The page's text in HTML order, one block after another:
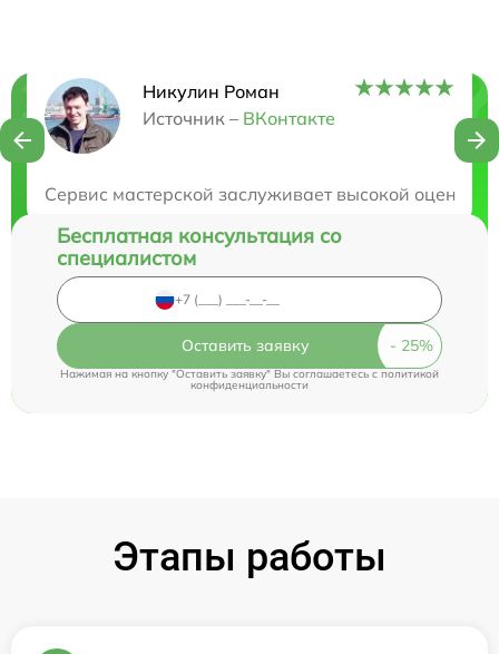
Никулин Роман
Источник – ВКонтакте
Сервис мастерской заслуживает высокой оценки,
Нужна консультация?
Бесплатная консультация со
специалистом
Оставить заявку
Нажимая на кнопку "Оставить заявку" Вы соглашаетесь cполитикой
конфиденциальности
Этапы работы